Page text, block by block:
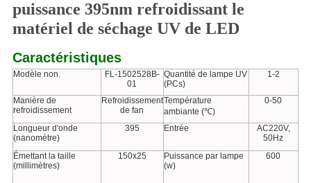
puissance 395nm refroidissant le
matériel de séchage UV de LED
Caractéristiques
Modèle non.
FL-1502528B-
01
Quantité de lampe UV
(PCs)
1-2
Manière de
refroidissement
Refroidissement
de fan
Température
ambiante (℃)
0-50
Longueur d'onde
(nanomètre)
395 Entrée
AC220V,
50Hz
Émettant la taille
(millimètres)
150x25
Puissance par lampe
(w)
600